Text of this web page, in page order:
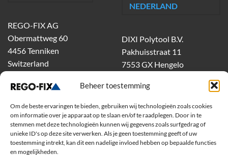
Beheer toestemming
Om de beste ervaringen te bieden, gebruiken wij technologieën zoals cookies
om informatie over je apparaat op te slaan en/of te raadplegen. Door in te
stemmen met deze technologieën kunnen wij gegevens zoals surfgedrag of
unieke ID's op deze site verwerken. Als je geen toestemming geeft of uw
toestemming intrekt, kan dit een nadelige invloed hebben op bepaalde functies
en mogelijkheden.
REGO-FIX AG
Obermattweg 60
4456 Tenniken
Switzerland
NEDERLAND
DIXI Polytool B.V.
Pakhuisstraat 11
7553 GX Hengelo
dixiholland@dixi.com
www.dixipolytool.com
Volg ons op Youtube
Volg ons op Linkedin